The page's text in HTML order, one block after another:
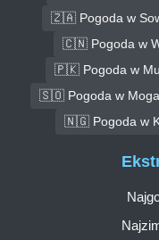
🇿🇦 Pogoda w
🇨🇳 Pogoda w
🇵🇰 Pogoda w
🇸🇴 Pogoda w
🇳🇬 Pogoda w